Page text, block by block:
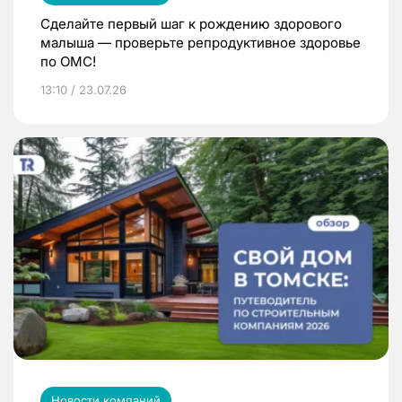
Сделайте первый шаг к рождению здорового
малыша — проверьте репродуктивное здоровье
по ОМС!
13:10 / 23.07.26